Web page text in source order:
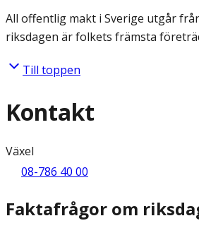
All offentlig makt i Sverige utgår
riksdagen är folkets främsta
Till toppen
Kontakt
Växel
08-786 40 00
Faktafrågor om